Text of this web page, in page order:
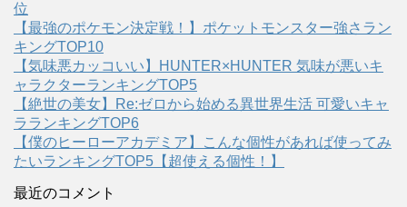
位
【最強のポケモン決定戦！】ポケットモンスター強さラン
キングTOP10
【気味悪カッコいい】HUNTER×HUNTER 気味が悪いキ
ャラクターランキングTOP5
【絶世の美女】Re:ゼロから始める異世界生活 可愛いキャ
ラランキングTOP6
【僕のヒーローアカデミア】こんな個性があれば使ってみ
たいランキングTOP5【超使える個性！】
最近のコメント